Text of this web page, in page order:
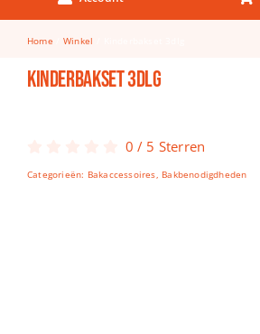
Keuken & Tafelen
Kinderfietsen
Knutselen
Spellen
Home Winkel
Kinderbakset 3dlg
0 / 5 Sterren
Categorieën: Bakaccessoires, Bakbenodigdheden